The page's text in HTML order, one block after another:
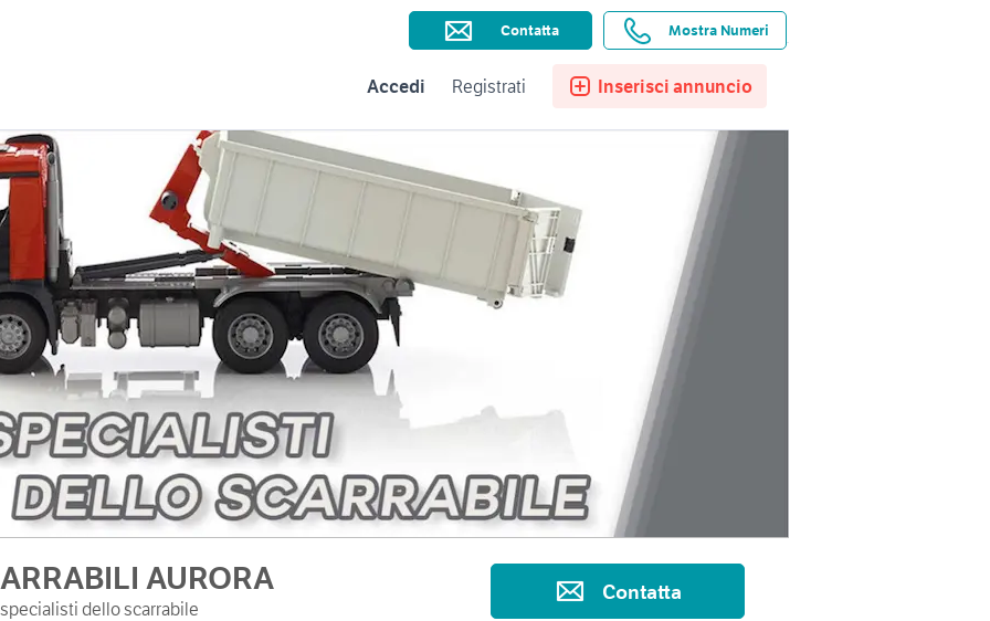
Subito per le Aziende Assistenza Ricerche salvate Preferiti
Accedi Registrati Inserisci annuncio
Contatta Mostra Numeri
AURORA
dello scarrabile
Contatta